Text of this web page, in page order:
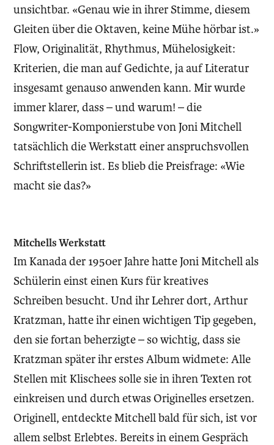
unsichtbar. «Genau wie in ihrer Stimme, diesem
Gleiten über die Oktaven, keine Mühe hörbar ist.»
Flow, Originalität, Rhythmus, Mühelosigkeit:
Kriterien, die man auf Gedichte, ja auf Literatur
insgesamt genauso anwenden kann. Mir wurde
immer klarer, dass – und warum! – die
Songwriter-Komponierstube von Joni Mitchell
tatsächlich die Werkstatt einer anspruchsvollen
Schriftstellerin ist. Es blieb die Preisfrage: «Wie
macht sie das?»
Mitchells Werkstatt
Im Kanada der 1950er Jahre hatte Joni Mitchell als
Schülerin einst einen Kurs für kreatives
Schreiben besucht. Und ihr Lehrer dort, Arthur
Kratzman, hatte ihr einen wichtigen Tip gegeben,
den sie fortan beherzigte – so wichtig, dass sie
Kratzman später ihr erstes Album widmete: Alle
Stellen mit Klischees solle sie in ihren Texten rot
einkreisen und durch etwas Originelles ersetzen.
Originell, entdeckte Mitchell bald für sich, ist vor
allem selbst Erlebtes. Bereits in einem Gespräch